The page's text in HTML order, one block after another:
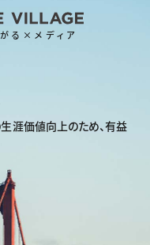
る×メディア
涯価値向上のため、有益